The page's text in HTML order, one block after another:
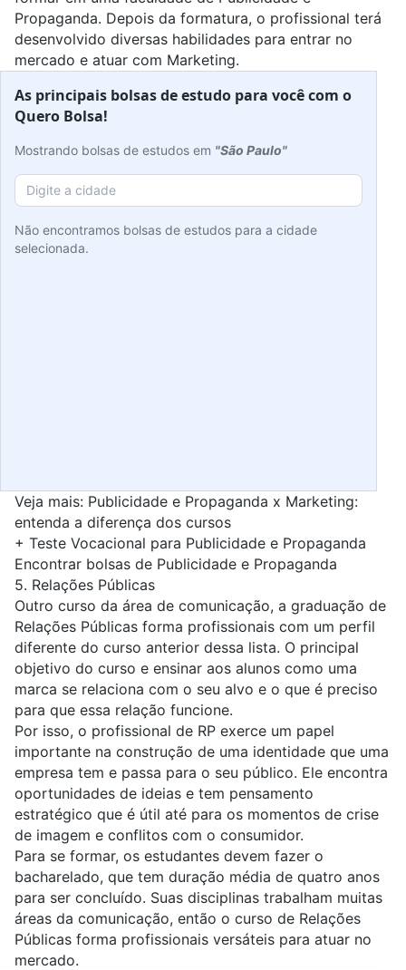
Propaganda. Depois da formatura, o profissional terá
desenvolvido diversas habilidades para entrar no
mercado e atuar com Marketing.
As principais bolsas de estudo para você com o
Quero Bolsa!
Mostrando bolsas de estudos em "São Paulo"
Não encontramos bolsas de estudos para a cidade
selecionada.
Veja mais: Publicidade e Propaganda x Marketing:
entenda a diferença dos cursos
+ Teste Vocacional para Publicidade e Propaganda
Encontrar bolsas de Publicidade e Propaganda
5. Relações Públicas
Outro curso da área de comunicação, a graduação de
Relações Públicas forma profissionais com um perfil
diferente do curso anterior dessa lista. O principal
objetivo do curso e ensinar aos alunos como uma
marca se relaciona com o seu alvo e o que é preciso
para que essa relação funcione.
Por isso, o profissional de RP exerce um papel
importante na construção de uma identidade que uma
empresa tem e passa para o seu público. Ele encontra
oportunidades de ideias e tem pensamento
estratégico que é útil até para os momentos de crise
de imagem e conflitos com o consumidor.
Para se formar, os estudantes devem fazer o
bacharelado, que tem duração média de quatro anos
para ser concluído. Suas disciplinas trabalham muitas
áreas da comunicação, então o curso de Relações
Públicas forma profissionais versáteis para atuar no
mercado.